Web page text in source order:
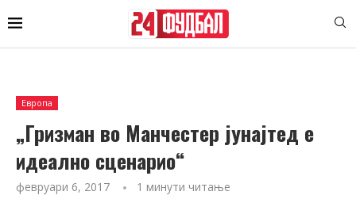
Европа
„Гризман во Манчестер јунајтед е
идеално сценарио“
февруари 6, 2017 1 минути читање